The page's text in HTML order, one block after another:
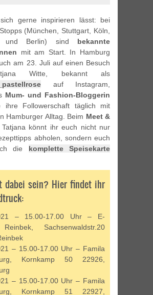
gerne inspirieren lässt: bei
(München, Stuttgart, Köln,
und Berlin) sind bekannte
mit am Start. In Hamburg
am 23. Juli auf einen Besuch
Witte, bekannt als
auf Instagram,
Mum- und Fashion-Bloggerin
ihre Followerschaft täglich mit
Hamburger Alltag. Beim Meet &
Tatjana könnt ihr euch nicht nur
abholen, sondern euch
die komplette Speisekarte
dabei sein? Hier findet ihr
– 15.00-17.00 Uhr – E-
Sachsenwaldstr.20
– 15.00-17.00 Uhr – Famila
Kornkamp 50 22926,
– 15.00-17.00 Uhr – Famila
Kornkamp 51 22927,